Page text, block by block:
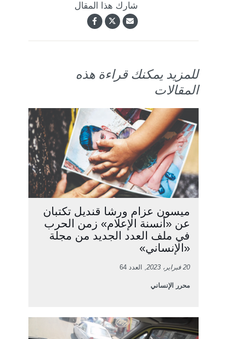
شارك هذا المقال
للمزيد يمكنك قراءة هذه
المقالات
ميسون عزام ورشا قنديل تكتبان
عن «أنسنة الإعلام» زمن الحرب
في ملف العدد الجديد من مجلة
«الإنساني»
20 فبراير، 2023 , العدد 64
محرر الإنساني